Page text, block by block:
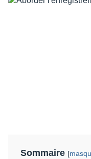
Sommaire [